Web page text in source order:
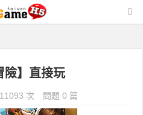
險】直接玩
次 問題 0 篇